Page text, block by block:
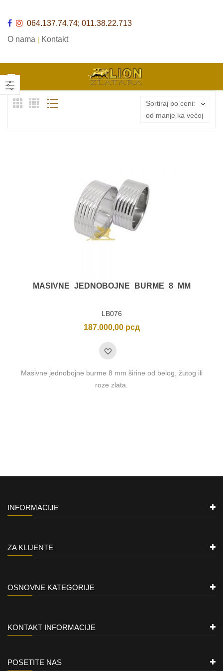
064.137.74.74; 011.38.22.713
O nama | Kontakt
Sortiraj po ceni:
od manje ka većoj
MASIVNE JEDNOBOJNE BURME 8 MM
LB076
187.000,00 рсд
Masivne jednobojne burme 8 mm širine od belog, žutog ili
roze zlata.
INFORMACIJE
ZA KLIJENTE
OSNOVNE KATEGORIJE
KONTAKT INFORMACIJE
POSETITE NAS